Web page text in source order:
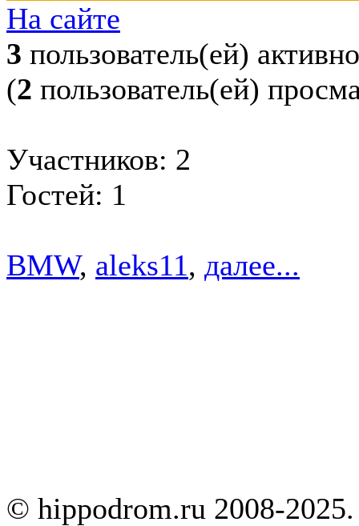
На сайте
3 пользователь(ей) активно
(2 пользователь(ей)
Участников: 2
Гостей: 1
BMW, aleks11, далее...
© hippodrom.ru 2008-